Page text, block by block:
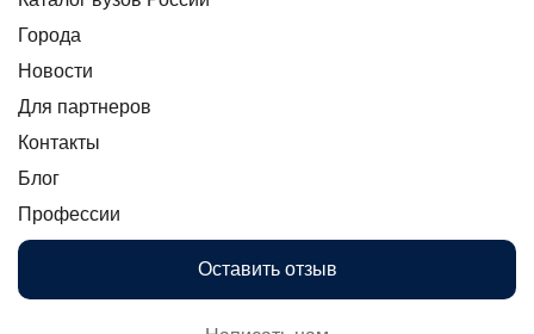
Города
Новости
Для партнеров
Контакты
Блог
Профессии
Оставить отзыв